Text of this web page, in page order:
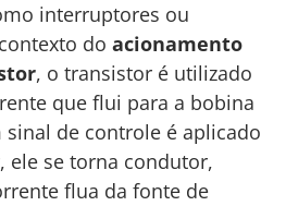
interruptores ou
do acionamento
, o transistor é utilizado
que flui para a bobina
de controle é aplicado
ele se torna condutor,
flua da fonte de